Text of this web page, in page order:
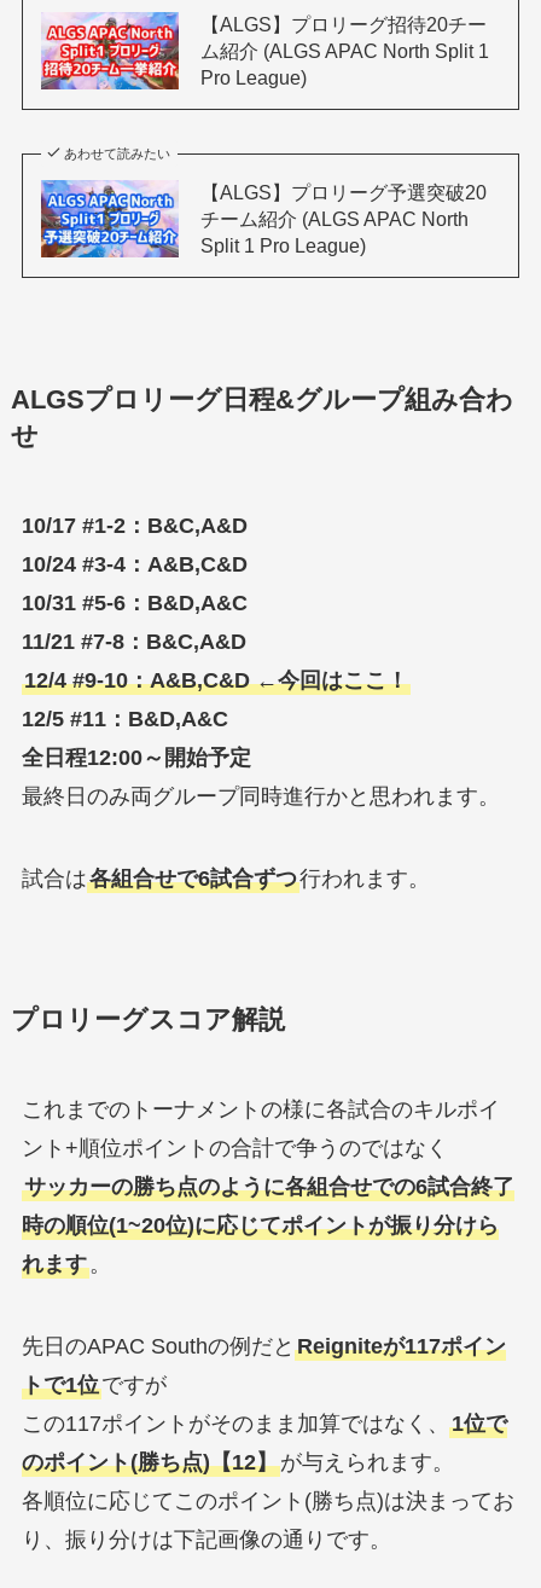
【ALGS】プロリーグ招待20チー
ム紹介 (ALGS APAC North Split 1
Pro League)
あわせて読みたい
【ALGS】プロリーグ予選突破20
チーム紹介 (ALGS APAC North
Split 1 Pro League)
ALGSプロリーグ日程&グループ組み合わ
せ
10/17 #1-2：B&C,A&D
10/24 #3-4：A&B,C&D
10/31 #5-6：B&D,A&C
11/21 #7-8：B&C,A&D
12/4 #9-10：A&B,C&D←今回はここ！
12/5 #11：B&D,A&C
全日程12:00～開始予定
最終日のみ両グループ同時進行かと思われます。
試合は各組合せで6試合ずつ行われます。
プロリーグスコア解説
これまでのトーナメントの様に各試合のキルポイ
ント+順位ポイントの合計で争うのではなく
サッカーの勝ち点のように各組合せでの6試合終了
時の順位(1~20位)に応じてポイントが振り分けら
れます。
先日のAPAC Southの例だと Reigniteが117ポイン
トで1位ですが
この117ポイントがそのまま加算ではなく、 1位で
のポイント(勝ち点)【12】が与えられます。
各順位に応じてこのポイント(勝ち点)は決まってお
り、振り分けは下記画像の通りです。